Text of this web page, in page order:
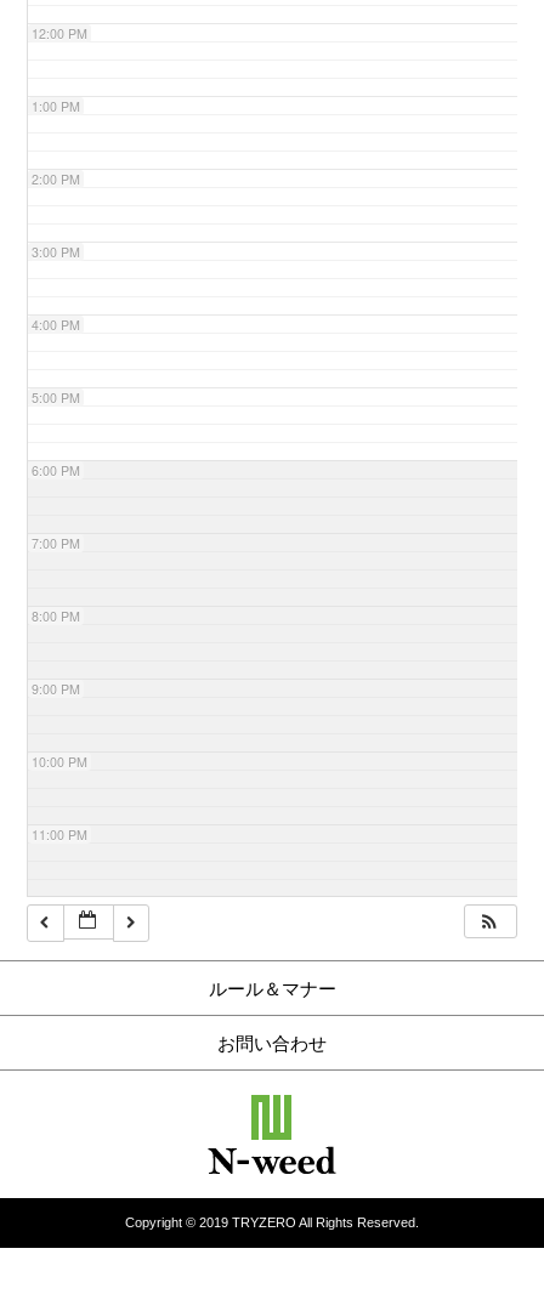
12:00 PM
1:00 PM
2:00 PM
3:00 PM
4:00 PM
5:00 PM
6:00 PM
7:00 PM
8:00 PM
9:00 PM
10:00 PM
11:00 PM
ルール＆マナー
お問い合わせ
Copyright © 2019 TRYZERO All Rights Reserved.